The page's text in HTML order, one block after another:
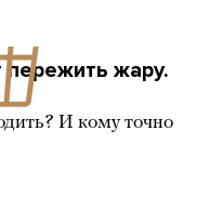
пережить жару.
И кому точно